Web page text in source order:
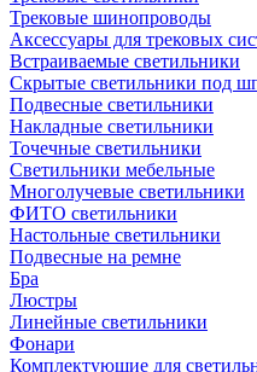
Трековые шинопроводы
Аксессуары для трековых
Встраиваемые светильники
Скрытые светильники под
Подвесные светильники
Накладные светильники
Точечные светильники
Светильники мебельные
Многолучевые светильники
ФИТО светильники
Настольные светильники
Подвесные на ремне
Бра
Люстры
Линейные светильники
Фонари
Комплектующие для